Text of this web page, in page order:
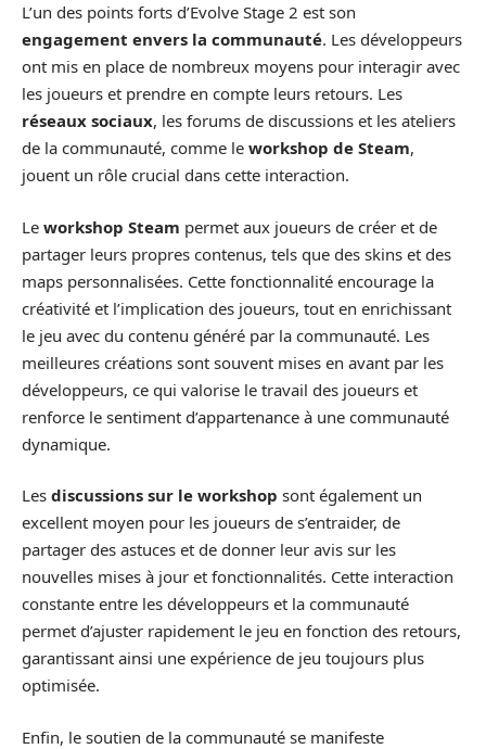
L’un des points forts d’Evolve Stage 2 est son
engagement envers la communauté. Les développeurs
ont mis en place de nombreux moyens pour interagir avec
les joueurs et prendre en compte leurs retours. Les
réseaux sociaux, les forums de discussions et les ateliers
de la communauté, comme le workshop de Steam,
jouent un rôle crucial dans cette interaction.
Le workshop Steam permet aux joueurs de créer et de
partager leurs propres contenus, tels que des skins et des
maps personnalisées. Cette fonctionnalité encourage la
créativité et l’implication des joueurs, tout en enrichissant
le jeu avec du contenu généré par la communauté. Les
meilleures créations sont souvent mises en avant par les
développeurs, ce qui valorise le travail des joueurs et
renforce le sentiment d’appartenance à une communauté
dynamique.
Les discussions sur le workshop sont également un
excellent moyen pour les joueurs de s’entraider, de
partager des astuces et de donner leur avis sur les
nouvelles mises à jour et fonctionnalités. Cette interaction
constante entre les développeurs et la communauté
permet d’ajuster rapidement le jeu en fonction des retours,
garantissant ainsi une expérience de jeu toujours plus
optimisée.
Enfin, le soutien de la communauté se manifeste